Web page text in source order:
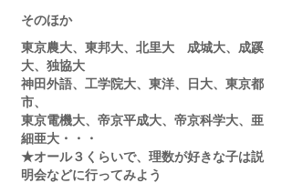
そのほか
東京農大、東邦大、北里大　成城大、成蹊
大、独協大
神田外語、工学院大、東洋、日大、東京都
市、
東京電機大、帝京平成大、帝京科学大、亜
細亜大・・・
★オール３くらいで、理数が好きな子は説
明会などに行ってみよう